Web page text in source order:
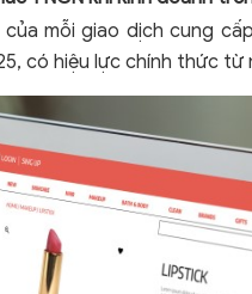
mỗi giao dịch cung
có hiệu lực chính thức từ